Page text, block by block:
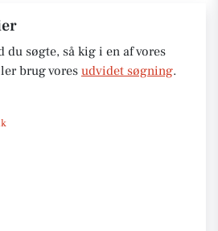
du søgte, så kig i en af vores
brug vores udvidet søgning.